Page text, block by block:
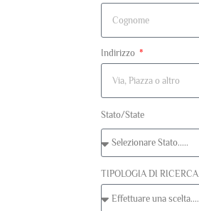
Indirizzo
Stato/State
TIPOLOGIA DI